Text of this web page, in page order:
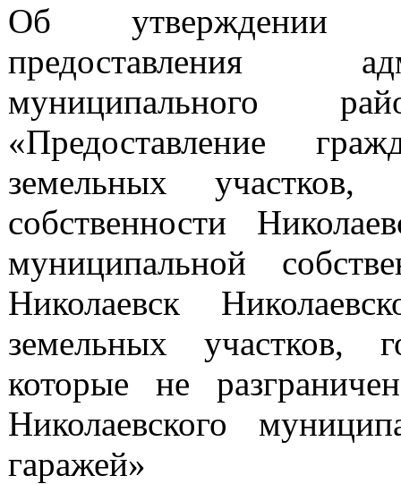
Об утверждении
предоставления
муниципального
«Предоставление
земельных
собственности
муниципальной
Николаевск
земельных участков,
которые не
Николаевского
гаражей»